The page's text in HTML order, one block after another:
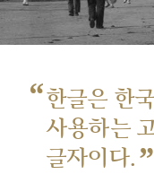
“한글은 한
사용하는
글자이다. ”